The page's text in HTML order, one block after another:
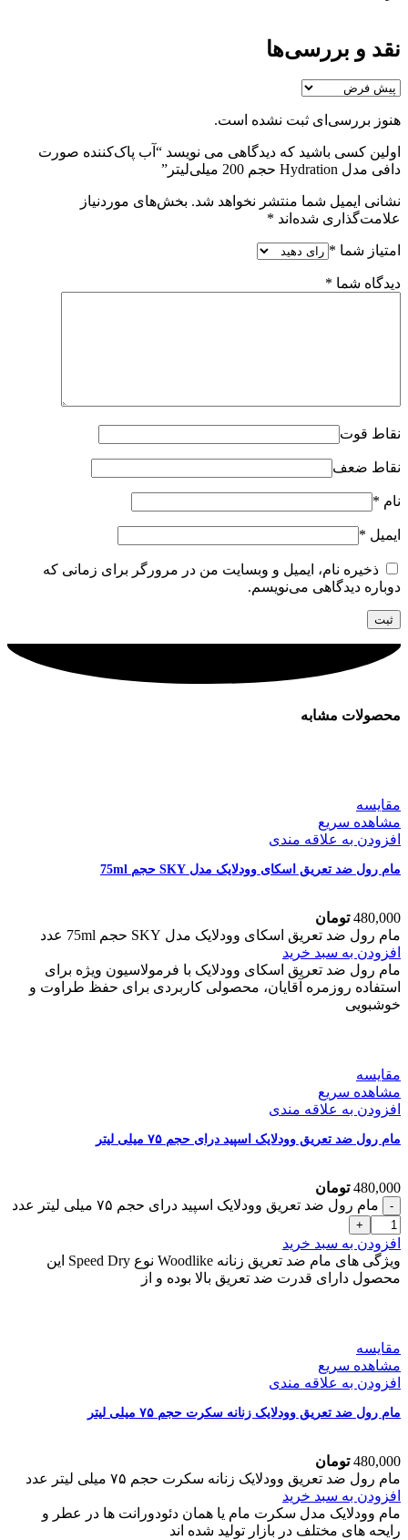
نقد و بررسی‌ها
هنوز بررسی‌ای ثبت نشده است.
اولین کسی باشید که دیدگاهی می نویسد “آب پاک‌کننده صورت
دافی مدل Hydration حجم 200 میلی‌لیتر”
نشانی ایمیل شما منتشر نخواهد شد. بخش‌های موردنیاز
علامت‌گذاری شده‌اند *
امتیاز شما *
دیدگاه شما *
نقاط قوت
نقاط ضعف
نام *
ایمیل *
ذخیره نام، ایمیل و وبسایت من در مرورگر برای زمانی که
دوباره دیدگاهی می‌نویسم.
محصولات مشابه
مقایسه
مشاهده سریع
افزودن به علاقه مندی
مام رول ضد تعریق اسکای وودلایک مدل SKY حجم 75ml
480,000 تومان
مام رول ضد تعریق اسکای وودلایک مدل SKY حجم 75ml عدد
افزودن به سبد خرید
مام رول ضد تعریق اسکای وودلایک با فرمولاسیون ویژه برای
استفاده روزمره آقایان، محصولی کاربردی برای حفظ طراوت و
خوشبویی
مقایسه
مشاهده سریع
افزودن به علاقه مندی
مام رول ضد تعریق وودلایک اسپید درای حجم ۷۵ میلی لیتر
480,000 تومان
مام رول ضد تعریق وودلایک اسپید درای حجم ۷۵ میلی لیتر عدد
افزودن به سبد خرید
ویژگی های مام ضد تعریق زنانه Woodlike نوع Speed Dry این
محصول دارای قدرت ضد تعریق بالا بوده و از
مقایسه
مشاهده سریع
افزودن به علاقه مندی
مام رول ضد تعریق وودلایک زنانه سکرت حجم ۷۵ میلی لیتر
480,000 تومان
مام رول ضد تعریق وودلایک زنانه سکرت حجم ۷۵ میلی لیتر عدد
افزودن به سبد خرید
مام وودلایک مدل سکرت مام یا همان دئودورانت ها در عطر و
رایحه های مختلف در بازار تولید شده اند